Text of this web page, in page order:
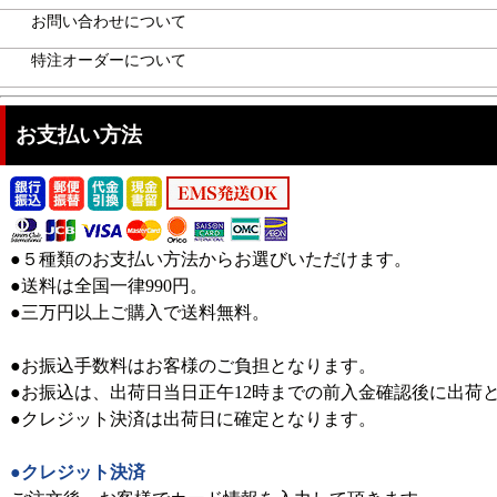
お問い合わせについて
特注オーダーについて
お支払い方法
●５種類のお支払い方法からお選びいただけます。
●送料は全国一律990円。
●三万円以上ご購入で送料無料。
●お振込手数料はお客様のご負担となります。
●お振込は、出荷日当日正午12時までの前入金確認後に出荷
●クレジット決済は出荷日に確定となります。
●クレジット決済